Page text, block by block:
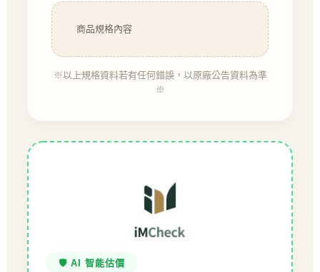
商品規格內容
※以上規格資料若有任何錯誤，以原廠公告資料為準
※
🛡️ AI 智能估價